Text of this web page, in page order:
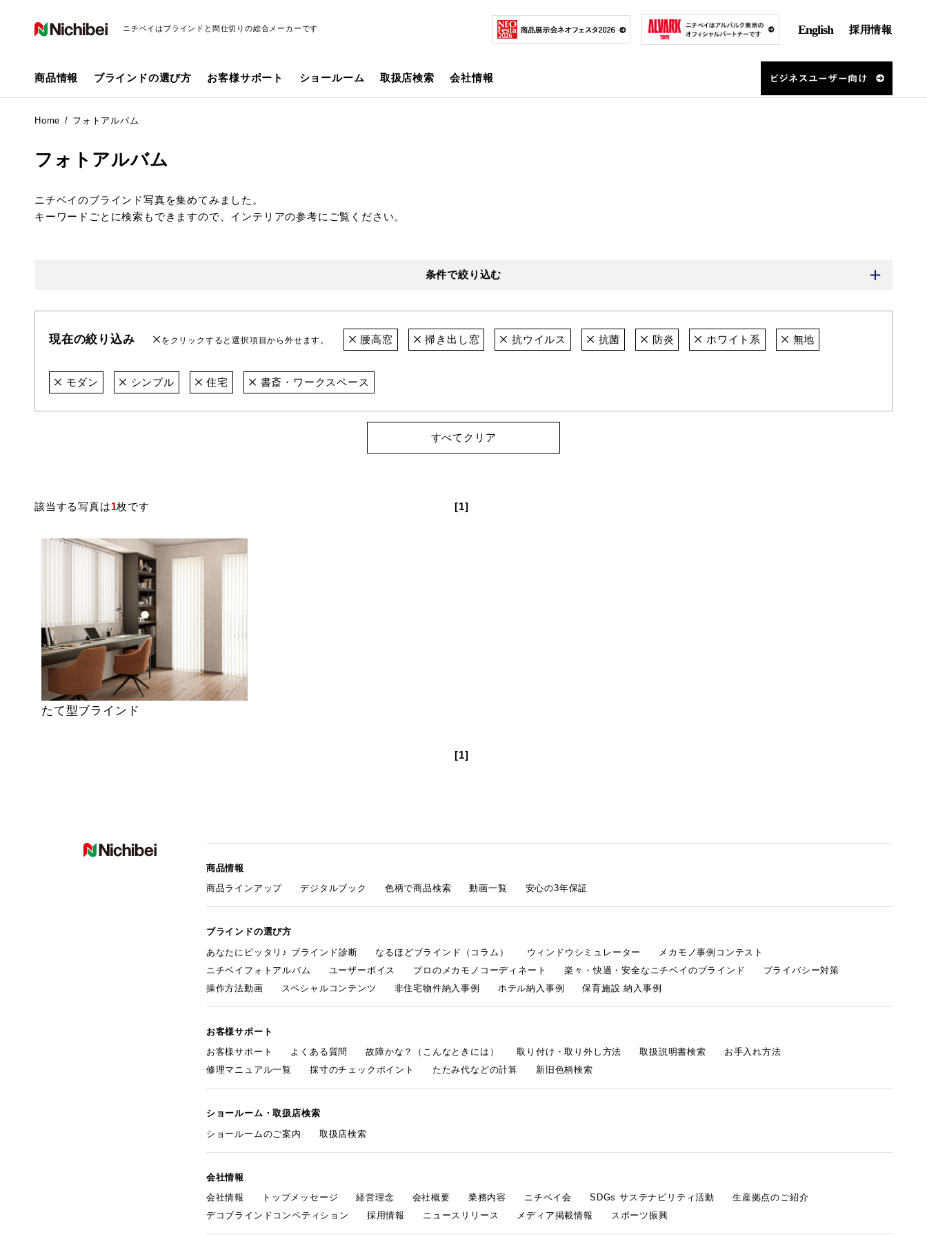
ニチベイはブラインドと間仕切りの総合メーカーです English 採用情報
商品情報 ブラインドの選び方 お客様サポート ショールーム 取扱店検索 会社情報
Home フォトアルバム
フォトアルバム
ニチベイのブラインド写真を集めてみました。
キーワードごとに検索もできますので、インテリアの参考にご覧ください。
条件で絞り込む
現在の絞り込み をクリックすると選択項目から外せます。 腰高窓 掃き出し窓 抗ウイルス 抗菌 防炎 ホワイト系 無地
モダン シンプル 住宅 書斎・ワークスペース
すべてクリア
該当する写真は1枚です [1]
たて型ブラインド
[1]
商品情報
商品ラインアップ
デジタルブック 色柄で商品検索 動画一覧 安心の3年保証
ブラインドの選び方
あなたにピッタリ♪ ブラインド診断
なるほどブラインド（コラム） ウィンドウシミュレーター
メカモノ事例コンテスト
ニチベイフォトアルバム
ユーザーボイス プロのメカモノコーディネート 楽々・快適・安全なニチベイのブラインド
プライバシー対策
操作方法動画
スペシャルコンテンツ 非住宅物件納入事例 ホテル納入事例 保育施設 納入事例
お客様サポート
お客様サポート
よくある質問 故障かな？（こんなときには） 取り付け・取り外し方法 取扱説明書検索
お手入れ方法
修理マニュアル一覧
採寸のチェックポイント たたみ代などの計算 新旧色柄検索
ショールーム・取扱店検索
ショールームのご案内
取扱店検索
会社情報
会社情報
トップメッセージ 経営理念 会社概要 業務内容 ニチベイ会 SDGs サステナビリティ活動
生産拠点のご紹介
デコブラインドコンペティション
採用情報 ニュースリリース メディア掲載情報 スポーツ振興